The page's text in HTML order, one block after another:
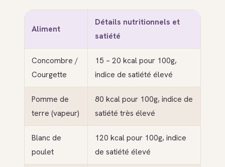
Aliment
Détails nutritionnels et
satiété
Concombre /
Courgette
15 – 20 kcal pour 100g,
indice de satiété élevé
Pomme de
terre (vapeur)
80 kcal pour 100g, indice de
satiété très élevé
Blanc de
poulet
120 kcal pour 100g, indice
de satiété élevé